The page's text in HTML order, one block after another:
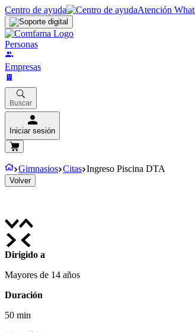
Centro de ayuda Atención
Personas
Empresas
Buscar
Iniciar sesión
Gimnasios Citas Ingreso Piscina DTA
Volver
Dirigido a
Mayores de 14 años
Duración
50 min